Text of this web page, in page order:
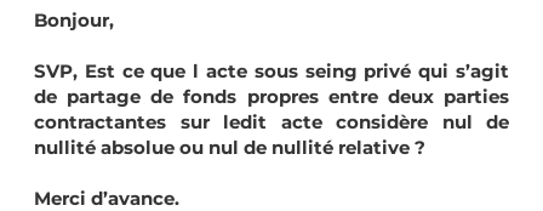
Bonjour,
SVP, Est ce que l acte sous seing privé qui s’agit
de partage de fonds propres entre deux parties
contractantes sur ledit acte considère nul de
nullité absolue ou nul de nullité relative ?
Merci d’avance.